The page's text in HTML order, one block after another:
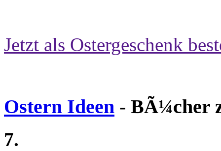
Jetzt als Ostergeschenk
Ostern Ideen - BÃ¼cher
7.